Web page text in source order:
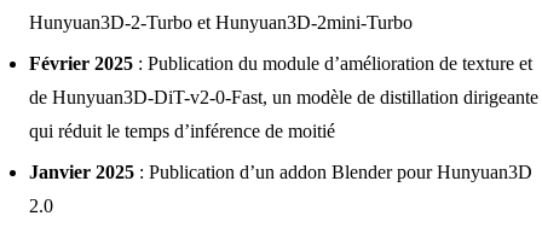
Hunyuan3D-2-Turbo et Hunyuan3D-2mini-Turbo
Février 2025 : Publication du module d’amélioration de texture et
de Hunyuan3D-DiT-v2-0-Fast, un modèle de distillation dirigeante
qui réduit le temps d’inférence de moitié
Janvier 2025 : Publication d’un addon Blender pour Hunyuan3D
2.0